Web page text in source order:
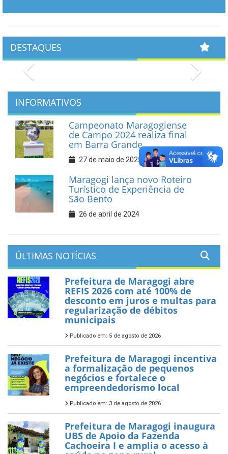
DESTAQUES
INFORMATIVOS
Campeonato Maragogiense
de Campo 2024 realiza final
em Barra Grande
27 de maio de 2025
Maragogi lança novo Roteiro
Turístico de Experiência de
São Bento
26 de abril de 2024
ÚLTIMAS NOTÍCIAS
Prefeitura de Maragogi abre
REFIS 2026 com até 100% de
desconto em juros e multas para
regularização de débitos
municipais
Publicado em: 5 de agosto de 2026
Prefeitura de Maragogi incentiva
a formalização de pequenos
negócios e fortalece o
empreendedorismo local
Publicado em: 3 de agosto de 2026
Prefeitura de Maragogi inaugura
UBS de Apoio da Fazenda
Cachoeira I e amplia o acesso à